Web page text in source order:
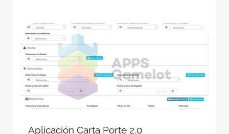
Aplicación Carta Porte 2.0